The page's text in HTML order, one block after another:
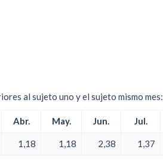
al sujeto uno y el sujeto mismo mes:
Abr. May. Jun. Jul.
1,18 1,18 2,38 1,37